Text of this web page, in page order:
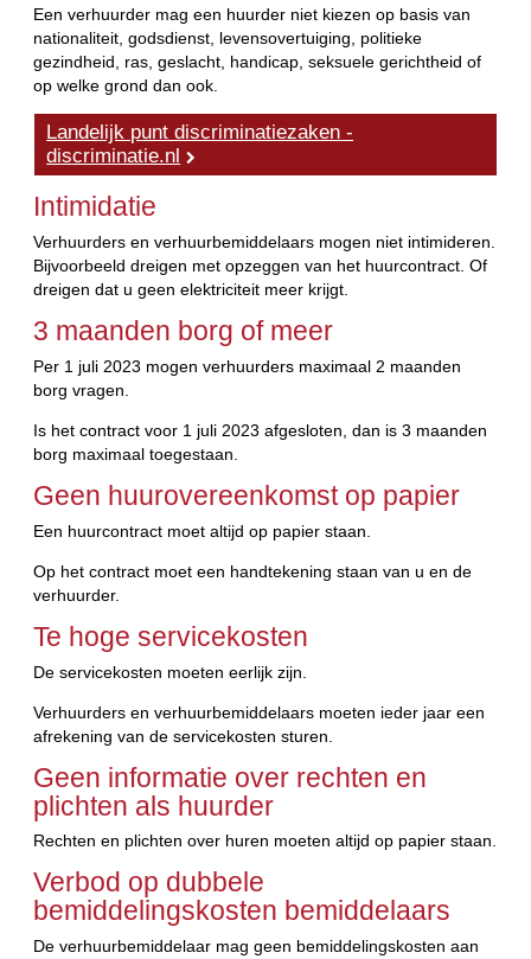
Een verhuurder mag een huurder niet kiezen op basis van
nationaliteit, godsdienst, levensovertuiging, politieke
gezindheid, ras, geslacht, handicap, seksuele gerichtheid of
op welke grond dan ook.
Landelijk punt discriminatiezaken -
discriminatie.nl
Intimidatie
Verhuurders en verhuurbemiddelaars mogen niet intimideren.
Bijvoorbeeld dreigen met opzeggen van het huurcontract. Of
dreigen dat u geen elektriciteit meer krijgt.
3 maanden borg of meer
Per 1 juli 2023 mogen verhuurders maximaal 2 maanden
borg vragen.
Is het contract voor 1 juli 2023 afgesloten, dan is 3 maanden
borg maximaal toegestaan.
Geen huurovereenkomst op papier
Een huurcontract moet altijd op papier staan.
Op het contract moet een handtekening staan van u en de
verhuurder.
Te hoge servicekosten
De servicekosten moeten eerlijk zijn.
Verhuurders en verhuurbemiddelaars moeten ieder jaar een
afrekening van de servicekosten sturen.
Geen informatie over rechten en
plichten als huurder
Rechten en plichten over huren moeten altijd op papier staan.
Verbod op dubbele
bemiddelingskosten bemiddelaars
De verhuurbemiddelaar mag geen bemiddelingskosten aan